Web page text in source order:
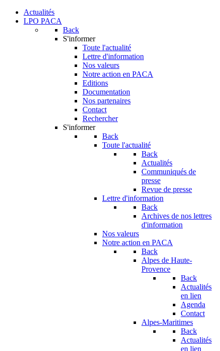
Actualités
LPO PACA
Back
S'informer
Toute l'actualité
Lettre d'information
Nos valeurs
Notre action en PACA
Editions
Documentation
Nos partenaires
Contact
Rechercher
S'informer
Back
Toute l'actualité
Back
Actualités
Communiqués de
presse
Revue de presse
Lettre d'information
Back
Archives de nos lettres
d'information
Nos valeurs
Notre action en PACA
Back
Alpes de Haute-
Provence
Back
Actualités
en lien
Agenda
Contact
Alpes-Maritimes
Back
Actualités
en lien